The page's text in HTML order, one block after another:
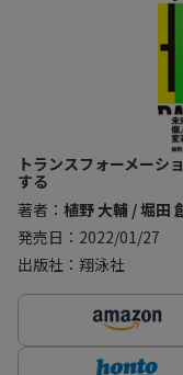
トランスフォーメーシ
する
著者： 植野 大輔 / 堀田
発売日：2022/01/27
出版社：翔泳社